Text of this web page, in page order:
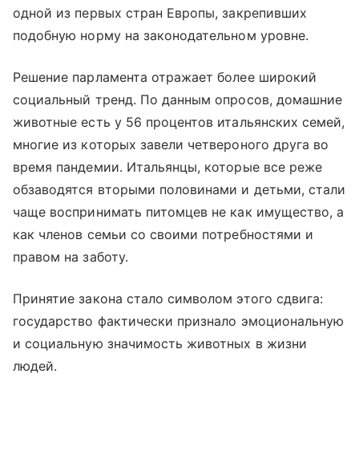
одной из первых стран Европы, закрепивших
подобную норму на законодательном уровне.
Решение парламента отражает более широкий
социальный тренд. По данным опросов, домашние
животные есть у 56 процентов итальянских семей,
многие из которых завели четвероного друга во
время пандемии. Итальянцы, которые все реже
обзаводятся вторыми половинами и детьми, стали
чаще воспринимать питомцев не как имущество, а
как членов семьи со своими потребностями и
правом на заботу.
Принятие закона стало символом этого сдвига:
государство фактически признало эмоциональную
и социальную значимость животных в жизни
людей.